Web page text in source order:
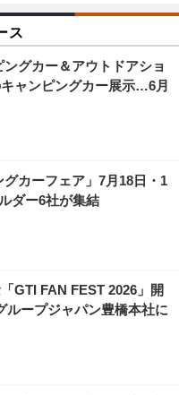
ス
グカー＆アウトドアショ
ャンピングカー展示…6月
グカーフェア」7月18日・1
ダー6社が集結
GTI FAN FEST 2026」開
ープジャパン豊橋本社に